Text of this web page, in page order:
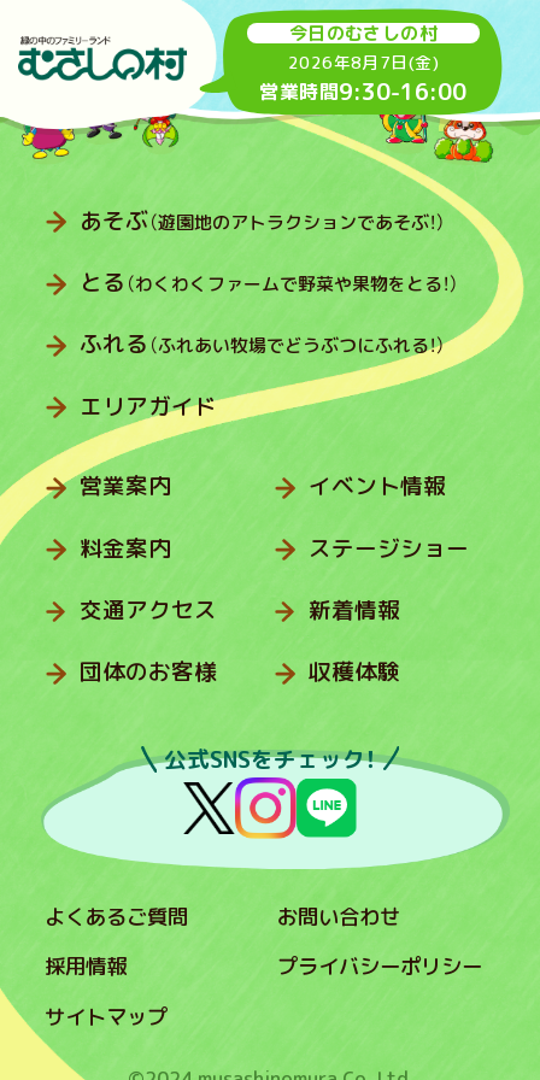
今日のむさしの村
2026年8月7日(金)
営業時間9:30-16:00
あそぶ（遊園地のアトラクションであそぶ！）
とる （わくわくファームで野菜や果物をとる！）
ふれる （ふれあい牧場でどうぶつにふれる！）
エリアガイド
営業案内
料金案内
交通アクセス
団体のお客様
イベント情報
ステージショー
新着情報
収穫体験
公式SNSをチェック！
よくあるご質問
お問い合わせ
採用情報
プライバシーポリシー
サイトマップ